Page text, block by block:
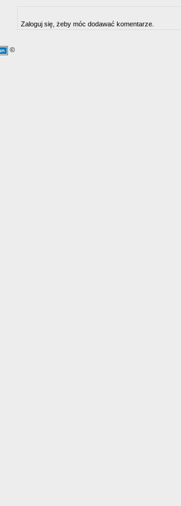
Zaloguj się, żeby móc dodawać komentarze.
©